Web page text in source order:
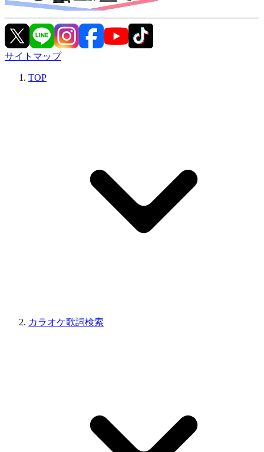
サイトマップ
TOP
カラオケ歌詞検索